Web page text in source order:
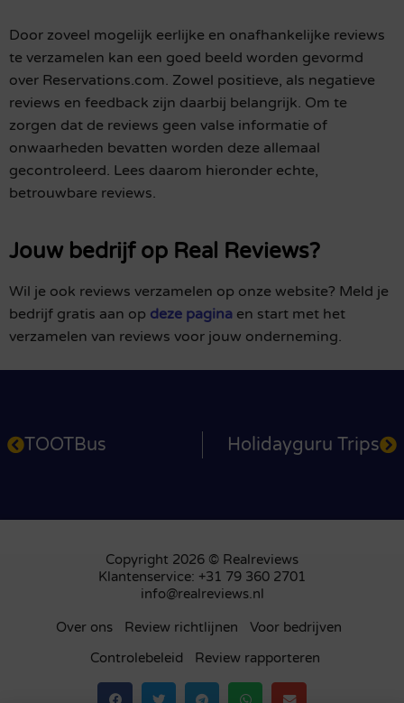
Door zoveel mogelijk eerlijke en onafhankelijke reviews
te verzamelen kan een goed beeld worden gevormd
over Reservations.com. Zowel positieve, als negatieve
reviews en feedback zijn daarbij belangrijk. Om te
zorgen dat de reviews geen valse informatie of
onwaarheden bevatten worden deze allemaal
gecontroleerd. Lees daarom hieronder echte,
betrouwbare reviews.
Jouw bedrijf op Real Reviews?
Wil je ook reviews verzamelen op onze website? Meld je
bedrijf gratis aan op deze pagina en start met het
verzamelen van reviews voor jouw onderneming.
TOOTBus Holidayguru Trips
Copyright 2026 © Realreviews
Klantenservice: +31 79 360 2701
info@realreviews.nl
Over ons Review richtlijnen
Voor bedrijven
Controlebeleid
Review rapporteren